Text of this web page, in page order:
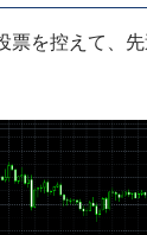
票を控えて、